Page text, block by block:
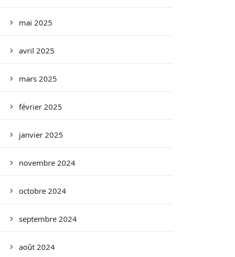
mai 2025
avril 2025
mars 2025
février 2025
janvier 2025
novembre 2024
octobre 2024
septembre 2024
août 2024